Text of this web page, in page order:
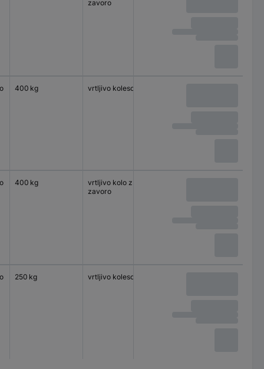
zavoro
400 kg vrtljivo kolesce
400 kg
vrtljivo kolo z
zavoro
250 kg vrtljivo kolesce